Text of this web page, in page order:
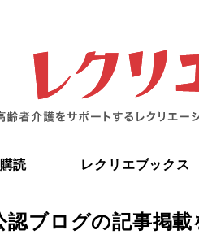
読 レクリエブックス
認ブログの記事掲